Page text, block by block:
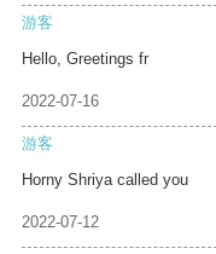
游客
Hello, Greetings fr
2022-07-16
游客
Horny Shriya called you
2022-07-12